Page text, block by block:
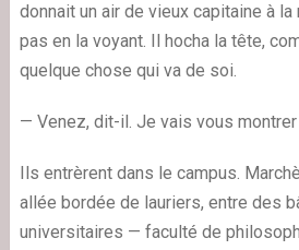
donnait un air de vieux capitaine à
pas en la voyant. Il hocha la tête,
quelque chose qui va de soi.
— Venez, dit-il. Je vais vous
Ils entrèrent dans le campus.
allée bordée de lauriers, entre des
universitaires — faculté de